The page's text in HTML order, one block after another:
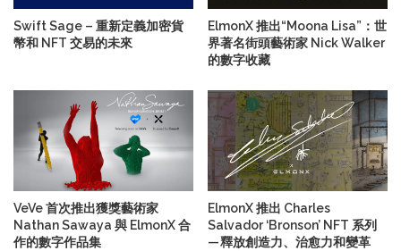
Swift Sage – 重新定義加密貨
幣和 NFT 交易的未來
ElmonX 推出“Moona Lisa”：世
界著名街頭藝術家 Nick Walker
的數字收藏
VeVe 首次推出獲獎藝術家
Nathan Sawaya 與 ElmonX 合
作的數字作品集
ElmonX 推出 Charles
Salvador ‘Bronson’ NFT 系列
— 釋放創造力、治愈力和變革